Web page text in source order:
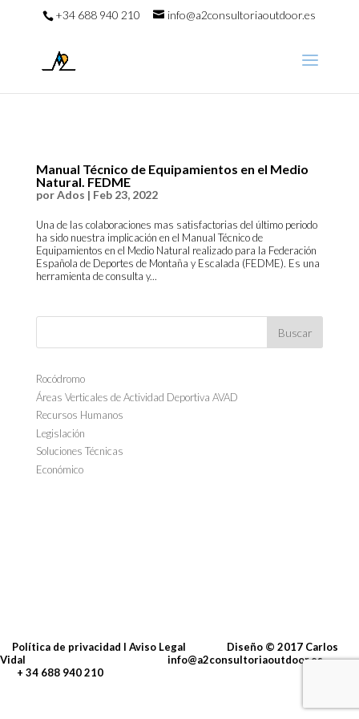
+34 688 940 210 info@a2consultoriaoutdoor.es
Manual Técnico de Equipamientos en el Medio
Natural. FEDME
porAdos | Feb 23, 2022
Una de las colaboraciones mas satisfactorias del último periodo
ha sido nuestra implicación en el Manual Técnico de
Equipamientos en el Medio Natural realizado para la Federación
Española de Deportes de Montaña y Escalada (FEDME). Es una
herramienta de consulta y...
Rocódromo
Áreas Verticales de Actividad Deportiva AVAD
Recursos Humanos
Legislación
Soluciones Técnicas
Económico
Política de privacidad I Aviso Legal Diseño © 2017 Carlos
Vidal info@a2consultoriaoutdoor.es
+ 34 688 940 210